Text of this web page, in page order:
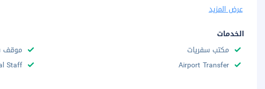
عرض المزيد
الخدمات
مكتب سفريات
موقف
Airport Transfer
Staff